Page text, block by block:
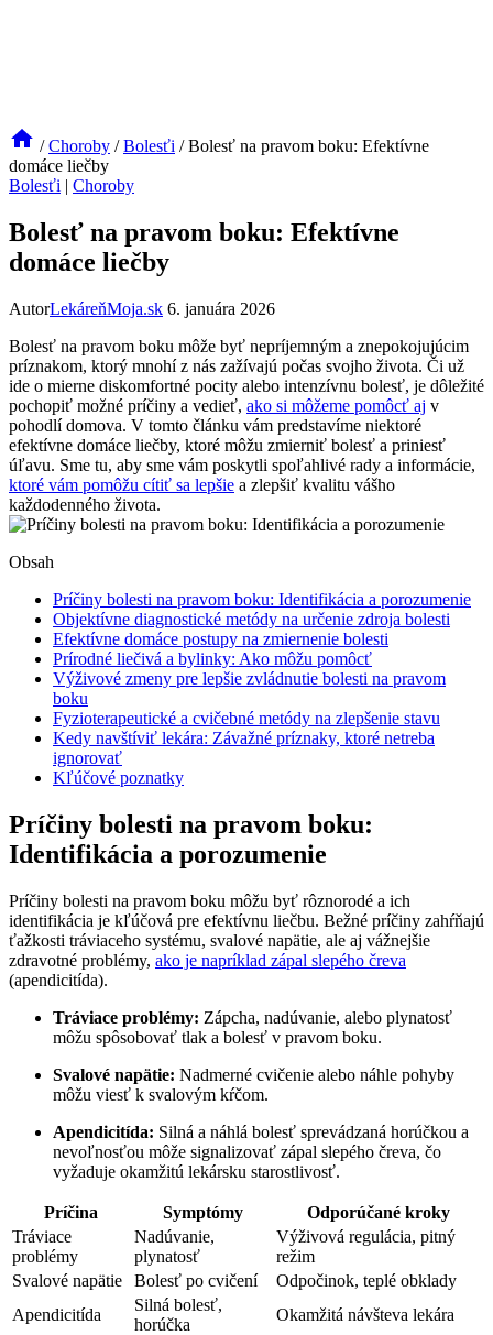
/ Choroby / Bolesťi / Bolesť na pravom boku: Efektívne
domáce liečby
Bolesťi | Choroby
Bolesť na pravom boku: Efektívne
domáce liečby
AutorLekáreňMoja.sk 6. januára 2026
Bolesť na pravom boku môže byť nepríjemným a znepokojujúcim
príznakom, ktorý mnohí z nás zažívajú počas svojho života. Či už
ide o mierne diskomfortné pocity alebo intenzívnu bolesť, je dôležité
pochopiť možné príčiny a vedieť, ako si môžeme pomôcť aj v
pohodlí domova. V tomto článku vám predstavíme niektoré
efektívne domáce liečby, ktoré môžu zmierniť bolesť a priniesť
úľavu. Sme tu, aby sme vám poskytli spoľahlivé rady a informácie,
ktoré vám pomôžu cítiť sa lepšie a zlepšiť kvalitu vášho
každodenného života.
Obsah
Príčiny bolesti na pravom boku: Identifikácia a porozumenie
Objektívne diagnostické metódy na určenie zdroja bolesti
Efektívne domáce postupy na zmiernenie bolesti
Prírodné liečivá a bylinky: Ako môžu pomôcť
Výživové zmeny pre lepšie zvládnutie bolesti na pravom
boku
Fyzioterapeutické a cvičebné metódy na zlepšenie stavu
Kedy navštíviť lekára: Závažné príznaky, ktoré netreba
ignorovať
Kľúčové poznatky
Príčiny bolesti na pravom boku:
Identifikácia a porozumenie
Príčiny bolesti na pravom boku môžu byť rôznorodé a ich
identifikácia je kľúčová pre efektívnu liečbu. Bežné príčiny zahŕňajú
ťažkosti tráviaceho systému, svalové napätie, ale aj vážnejšie
zdravotné problémy, ako je napríklad zápal slepého čreva
(apendicitída).
Tráviace problémy: Zápcha, nadúvanie, alebo plynatosť
môžu spôsobovať tlak a bolesť v pravom boku.
Svalové napätie: Nadmerné cvičenie alebo náhle pohyby
môžu viesť k svalovým kŕčom.
Apendicitída: Silná a náhlá bolesť sprevádzaná horúčkou a
nevoľnosťou môže signalizovať zápal slepého čreva, čo
vyžaduje okamžitú lekársku starostlivosť.
Príčina Symptómy
Odporúčané kroky
Tráviace
problémy
Nadúvanie,
plynatosť
Výživová regulácia, pitný
režim
Svalové napätie
Bolesť po cvičení
Odpočinok, teplé obklady
Apendicitída
Silná bolesť,
horúčka
Okamžitá návšteva lekára